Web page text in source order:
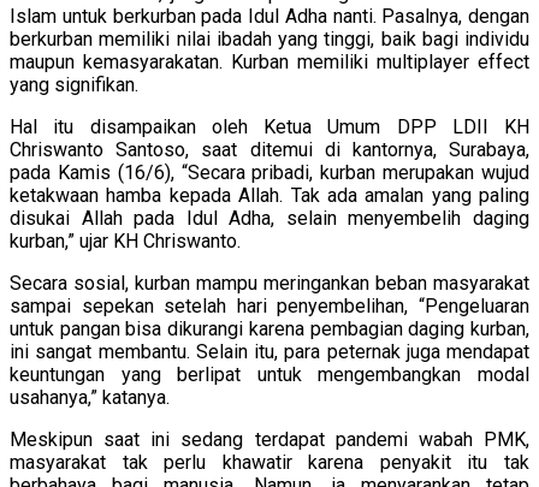
Islam untuk berkurban pada Idul Adha nanti. Pasalnya, dengan
berkurban memiliki nilai ibadah yang tinggi, baik bagi individu
maupun kemasyarakatan. Kurban memiliki multiplayer effect
yang signifikan.
Hal itu disampaikan oleh Ketua Umum DPP LDII KH
Chriswanto Santoso, saat ditemui di kantornya, Surabaya,
pada Kamis (16/6), “Secara pribadi, kurban merupakan wujud
ketakwaan hamba kepada Allah. Tak ada amalan yang paling
disukai Allah pada Idul Adha, selain menyembelih daging
kurban,” ujar KH Chriswanto.
Secara sosial, kurban mampu meringankan beban masyarakat
sampai sepekan setelah hari penyembelihan, “Pengeluaran
untuk pangan bisa dikurangi karena pembagian daging kurban,
ini sangat membantu. Selain itu, para peternak juga mendapat
keuntungan yang berlipat untuk mengembangkan modal
usahanya,” katanya.
Meskipun saat ini sedang terdapat pandemi wabah PMK,
masyarakat tak perlu khawatir karena penyakit itu tak